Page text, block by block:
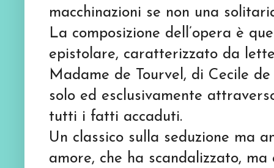
macchinazioni se non una
La composizione dell’opera è
epistolare, caratterizzato da
Madame de Tourvel, di Cecile
solo ed esclusivamente
tutti i fatti accaduti.
Un classico sulla seduzione ma
amore, che ha scandalizzato,